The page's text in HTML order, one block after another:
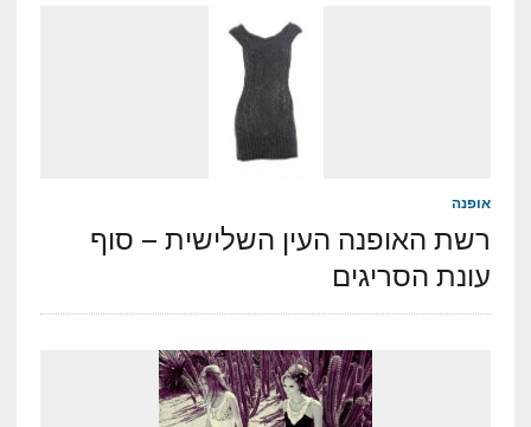
אופנה
רשת האופנה העין השלישית – סוף
עונת הסריגים